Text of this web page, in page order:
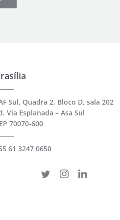
Sul, Quadra 2, Bloco D, sala 202
Via Esplanada – Asa Sul
70070-600
61 3247 0650